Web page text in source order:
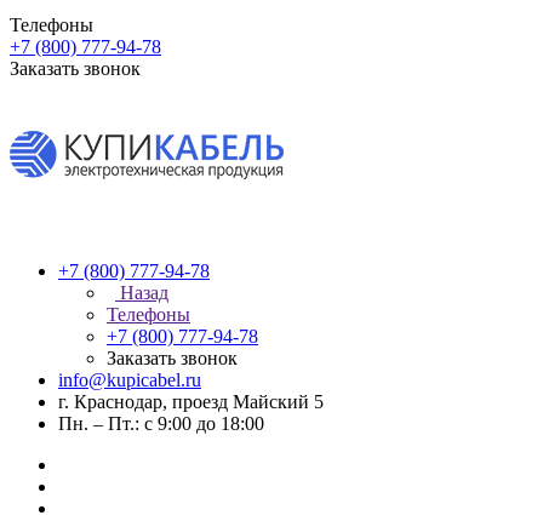
Телефоны
+7 (800) 777-94-78
Заказать звонок
+7 (800) 777-94-78
Назад
Телефоны
+7 (800) 777-94-78
Заказать звонок
info@kupicabel.ru
г. Краснодар, проезд Майский 5
Пн. – Пт.: с 9:00 до 18:00